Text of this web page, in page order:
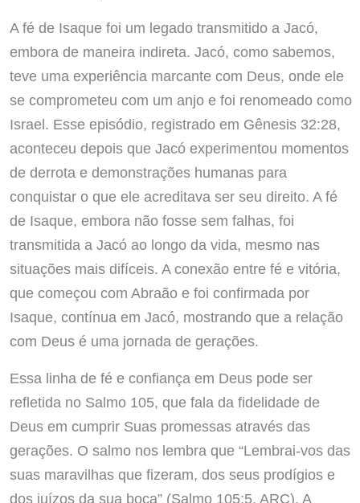
A fé de Isaque foi um legado transmitido a Jacó,
embora de maneira indireta. Jacó, como sabemos,
teve uma experiência marcante com Deus, onde ele
se comprometeu com um anjo e foi renomeado como
Israel. Esse episódio, registrado em Gênesis 32:28,
aconteceu depois que Jacó experimentou momentos
de derrota e demonstrações humanas para
conquistar o que ele acreditava ser seu direito. A fé
de Isaque, embora não fosse sem falhas, foi
transmitida a Jacó ao longo da vida, mesmo nas
situações mais difíceis. A conexão entre fé e vitória,
que começou com Abraão e foi confirmada por
Isaque, contínua em Jacó, mostrando que a relação
com Deus é uma jornada de gerações.
Essa linha de fé e confiança em Deus pode ser
refletida no Salmo 105, que fala da fidelidade de
Deus em cumprir Suas promessas através das
gerações. O salmo nos lembra que “Lembrai-vos das
suas maravilhas que fizeram, dos seus prodígios e
dos juízos da sua boca” (Salmo 105:5, ARC). A